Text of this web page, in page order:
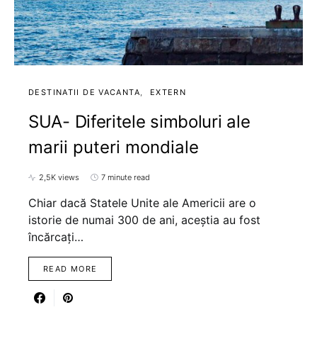
DESTINATII DE VACANTA EXTERN
SUA- Diferitele simboluri ale
marii puteri mondiale
2,5K views 7 minute read
Chiar dacă Statele Unite ale Americii are o
istorie de numai 300 de ani, aceștia au fost
încărcați…
READ MORE